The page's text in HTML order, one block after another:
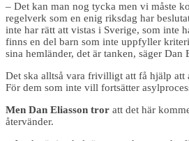
– Det kan man nog tycka men vi måste
regelverk som en enig riksdag har
inte har rätt att vistas i Sverige, som inte
finns en del barn som inte uppfyller
sina hemländer, det är tanken, säger Dan
Det ska alltså vara frivilligt att få hjälp att
För dem som inte vill fortsätter
Men Dan Eliasson tror att det här
återvänder.